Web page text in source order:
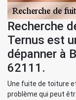
Recherche
Ternus est
dépanner à
62111.
Une fuite de toiture
problème qui peut